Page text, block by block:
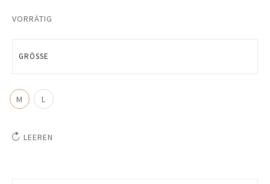
VORRÄTIG
GRÖSSE
M L
LEEREN